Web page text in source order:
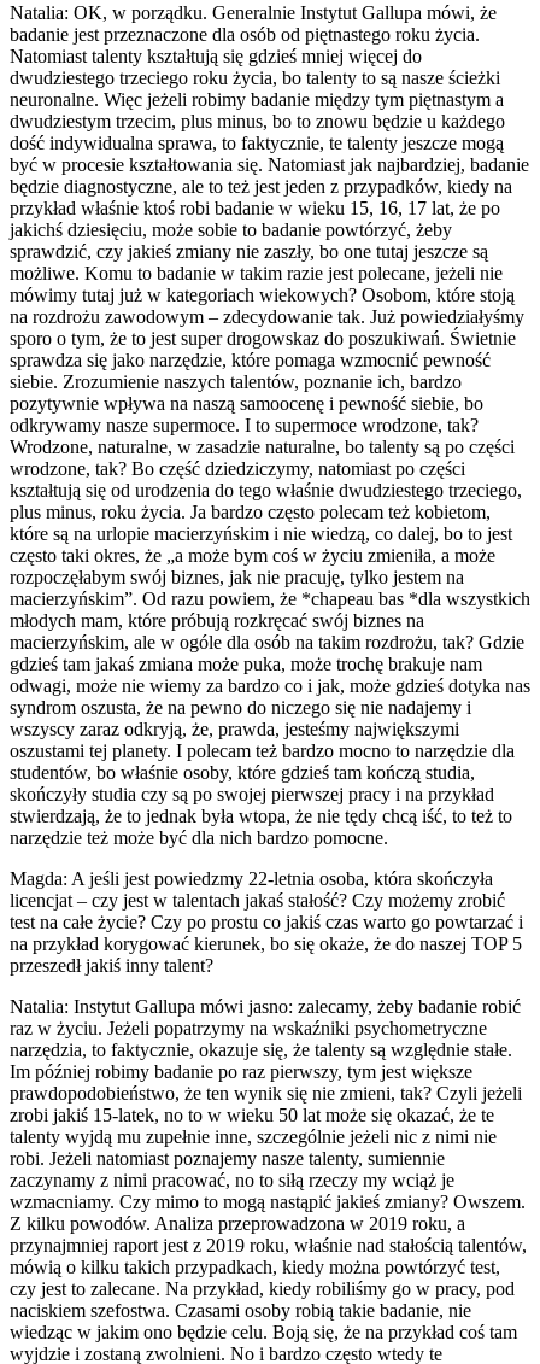
Natalia: OK, w porządku. Generalnie Instytut Gallupa mówi, że
badanie jest przeznaczone dla osób od piętnastego roku życia.
Natomiast talenty kształtują się gdzieś mniej więcej do
dwudziestego trzeciego roku życia, bo talenty to są nasze ścieżki
neuronalne. Więc jeżeli robimy badanie między tym piętnastym a
dwudziestym trzecim, plus minus, bo to znowu będzie u każdego
dość indywidualna sprawa, to faktycznie, te talenty jeszcze mogą
być w procesie kształtowania się. Natomiast jak najbardziej, badanie
będzie diagnostyczne, ale to też jest jeden z przypadków, kiedy na
przykład właśnie ktoś robi badanie w wieku 15, 16, 17 lat, że po
jakichś dziesięciu, może sobie to badanie powtórzyć, żeby
sprawdzić, czy jakieś zmiany nie zaszły, bo one tutaj jeszcze są
możliwe. Komu to badanie w takim razie jest polecane, jeżeli nie
mówimy tutaj już w kategoriach wiekowych? Osobom, które stoją
na rozdrożu zawodowym – zdecydowanie tak. Już powiedziałyśmy
sporo o tym, że to jest super drogowskaz do poszukiwań. Świetnie
sprawdza się jako narzędzie, które pomaga wzmocnić pewność
siebie. Zrozumienie naszych talentów, poznanie ich, bardzo
pozytywnie wpływa na naszą samoocenę i pewność siebie, bo
odkrywamy nasze supermoce. I to supermoce wrodzone, tak?
Wrodzone, naturalne, w zasadzie naturalne, bo talenty są po części
wrodzone, tak? Bo część dziedziczymy, natomiast po części
kształtują się od urodzenia do tego właśnie dwudziestego trzeciego,
plus minus, roku życia. Ja bardzo często polecam też kobietom,
które są na urlopie macierzyńskim i nie wiedzą, co dalej, bo to jest
często taki okres, że „a może bym coś w życiu zmieniła, a może
rozpoczęłabym swój biznes, jak nie pracuję, tylko jestem na
macierzyńskim”. Od razu powiem, że *chapeau bas *dla wszystkich
młodych mam, które próbują rozkręcać swój biznes na
macierzyńskim, ale w ogóle dla osób na takim rozdrożu, tak? Gdzie
gdzieś tam jakaś zmiana może puka, może trochę brakuje nam
odwagi, może nie wiemy za bardzo co i jak, może gdzieś dotyka nas
syndrom oszusta, że na pewno do niczego się nie nadajemy i
wszyscy zaraz odkryją, że, prawda, jesteśmy największymi
oszustami tej planety. I polecam też bardzo mocno to narzędzie dla
studentów, bo właśnie osoby, które gdzieś tam kończą studia,
skończyły studia czy są po swojej pierwszej pracy i na przykład
stwierdzają, że to jednak była wtopa, że nie tędy chcą iść, to też to
narzędzie też może być dla nich bardzo pomocne.
Magda: A jeśli jest powiedzmy 22-letnia osoba, która skończyła
licencjat – czy jest w talentach jakaś stałość? Czy możemy zrobić
test na całe życie? Czy po prostu co jakiś czas warto go powtarzać i
na przykład korygować kierunek, bo się okaże, że do naszej TOP 5
przeszedł jakiś inny talent?
Natalia: Instytut Gallupa mówi jasno: zalecamy, żeby badanie robić
raz w życiu. Jeżeli popatrzymy na wskaźniki psychometryczne
narzędzia, to faktycznie, okazuje się, że talenty są względnie stałe.
Im później robimy badanie po raz pierwszy, tym jest większe
prawdopodobieństwo, że ten wynik się nie zmieni, tak? Czyli jeżeli
zrobi jakiś 15-latek, no to w wieku 50 lat może się okazać, że te
talenty wyjdą mu zupełnie inne, szczególnie jeżeli nic z nimi nie
robi. Jeżeli natomiast poznajemy nasze talenty, sumiennie
zaczynamy z nimi pracować, no to siłą rzeczy my wciąż je
wzmacniamy. Czy mimo to mogą nastąpić jakieś zmiany? Owszem.
Z kilku powodów. Analiza przeprowadzona w 2019 roku, a
przynajmniej raport jest z 2019 roku, właśnie nad stałością talentów,
mówią o kilku takich przypadkach, kiedy można powtórzyć test,
czy jest to zalecane. Na przykład, kiedy robiliśmy go w pracy, pod
naciskiem szefostwa. Czasami osoby robią takie badanie, nie
wiedząc w jakim ono będzie celu. Boją się, że na przykład coś tam
wyjdzie i zostaną zwolnieni. No i bardzo często wtedy te